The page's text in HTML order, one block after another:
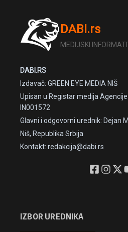
DABI.rs
MEDIJSKI
DABI.RS
Izdavač: GREEN EYE MEDIA NIŠ
Upisan u Registar medija
IN001572
Glavni i odgovorni urednik: Dejan
Niš, Republika Srbija
Kontakt: redakcija@dabi.rs
IZBOR UREDNIKA